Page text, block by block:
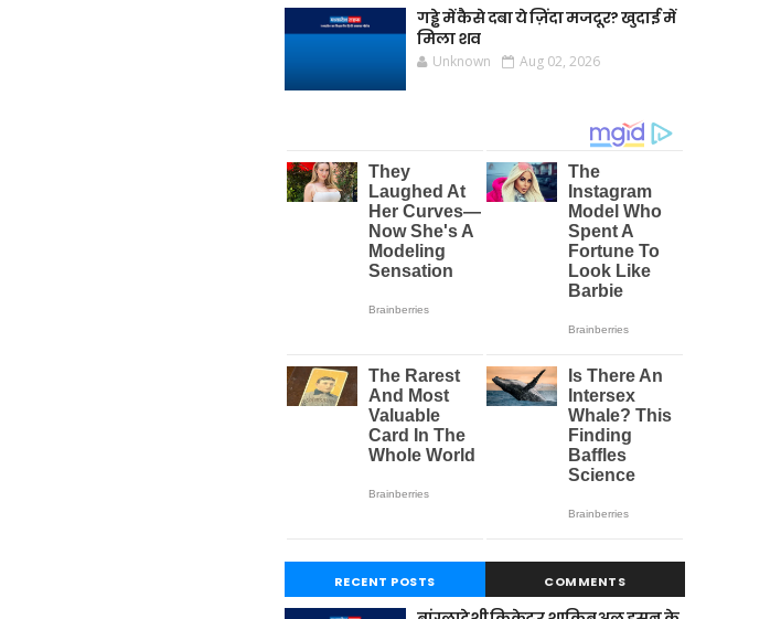
गड्ढे में कैसे दबा ये ज़िंदा मजदूर? खुदाई में
मिला शव
Unknown Aug 02, 2026
RECENT POSTS COMMENTS